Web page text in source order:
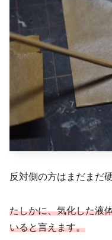
反対側の方はまだまだ
たしかに、気化した液
いると言えます。